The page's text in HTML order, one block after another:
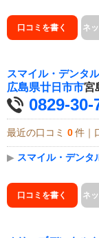
口コミを書く ネ
スマイル・デンタ
広島県廿日市市宮
0829-30-
最近の口コミ 0 件｜
▶ スマイル・デンタ
口コミを書く ネ